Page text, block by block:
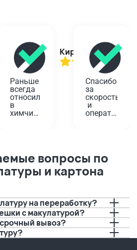
Кирилл
Раньше
всегда
относил
в
химчистку
так
далеко.
А тут
с
вывозом.
И это
очень
удобно,
а
Спасибо
за
скорость
и
юбилей,
а дети
решили
буквально
за пару
дней до
события.
Если бы
не вы,
вопросы по
и картона
на переработку?
с макулатурой?
вывоз?